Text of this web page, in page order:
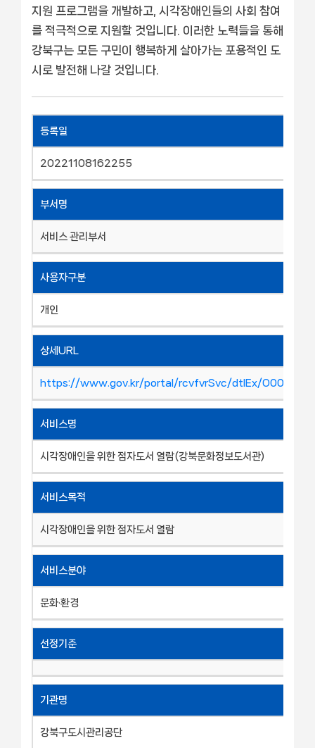
지원 프로그램을 개발하고, 시각장애인들의 사회 참여
를 적극적으로 지원할 것입니다. 이러한 노력들을 통해
강북구는 모든 구민이 행복하게 살아가는 포용적인 도
시로 발전해 나갈 것입니다.
등록일
20221108162255
부서명
서비스 관리부서
사용자구분
개인
상세URL
https://www.gov.kr/portal/rcvfvrSvc/dtlEx/
서비스명
시각장애인을 위한 점자도서 열람(강북문화정보도서관)
서비스목적
시각장애인을 위한 점자도서 열람
서비스분야
문화·환경
선정기준
기관명
강북구도시관리공단